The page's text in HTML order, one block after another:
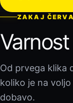
ZAKAJ ČERVA
Od prvega klika
koliko je na
dobavo.